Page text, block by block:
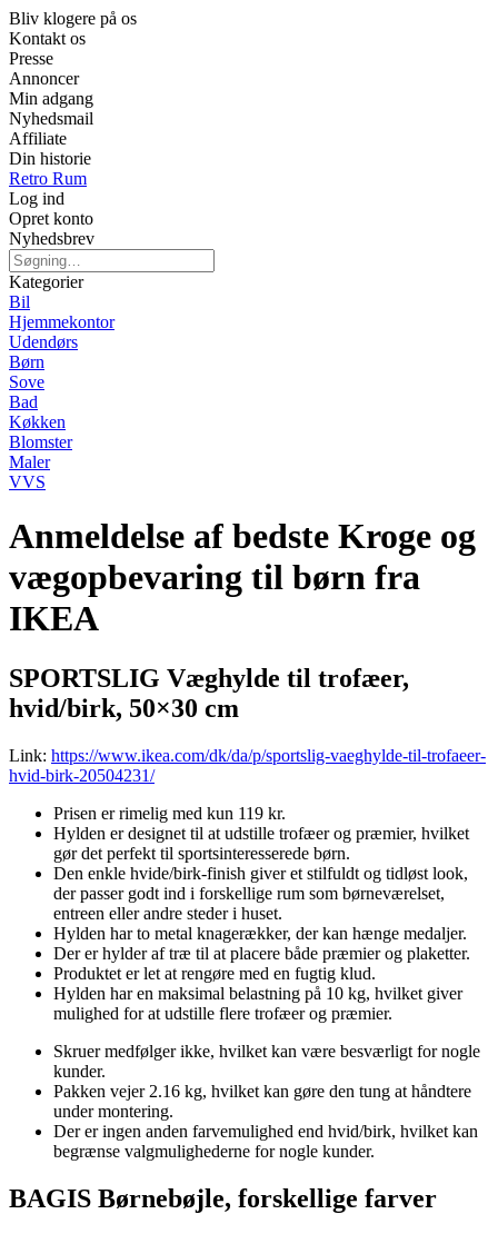
Bliv klogere på os
Kontakt os
Presse
Annoncer
Min adgang
Nyhedsmail
Affiliate
Din historie
Retro Rum
Log ind
Opret konto
Nyhedsbrev
Kategorier
Bil
Hjemmekontor
Udendørs
Børn
Sove
Bad
Køkken
Blomster
Maler
VVS
Anmeldelse af bedste Kroge og
vægopbevaring til børn fra
IKEA
SPORTSLIG Væghylde til trofæer,
hvid/birk, 50×30 cm
Link: https://www.ikea.com/dk/da/p/sportslig-vaeghylde-til-trofaeer-
hvid-birk-20504231/
Prisen er rimelig med kun 119 kr.
Hylden er designet til at udstille trofæer og præmier, hvilket
gør det perfekt til sportsinteresserede børn.
Den enkle hvide/birk-finish giver et stilfuldt og tidløst look,
der passer godt ind i forskellige rum som børneværelset,
entreen eller andre steder i huset.
Hylden har to metal knagerækker, der kan hænge medaljer.
Der er hylder af træ til at placere både præmier og plaketter.
Produktet er let at rengøre med en fugtig klud.
Hylden har en maksimal belastning på 10 kg, hvilket giver
mulighed for at udstille flere trofæer og præmier.
Skruer medfølger ikke, hvilket kan være besværligt for nogle
kunder.
Pakken vejer 2.16 kg, hvilket kan gøre den tung at håndtere
under montering.
Der er ingen anden farvemulighed end hvid/birk, hvilket kan
begrænse valgmulighederne for nogle kunder.
BAGIS Børnebøjle, forskellige farver